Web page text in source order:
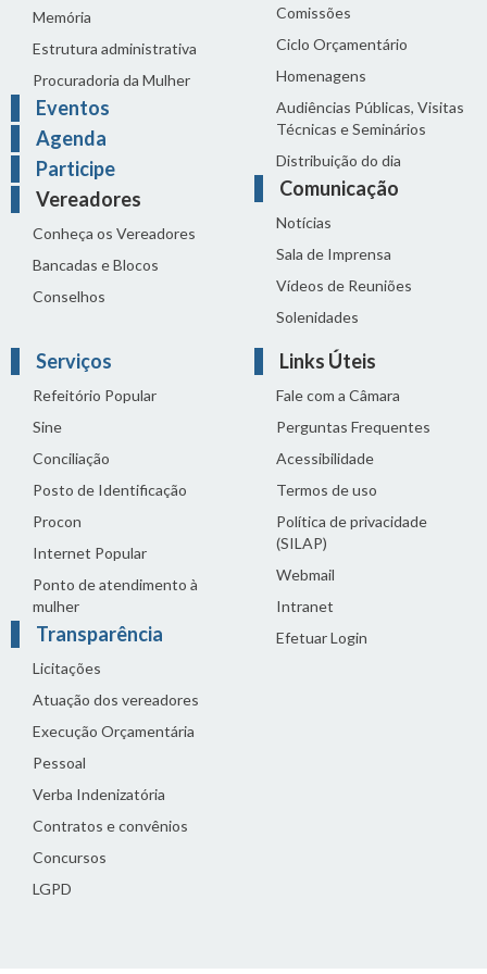
Memória
Estrutura administrativa
Procuradoria da Mulher
Eventos
Agenda
Participe
Vereadores
Conheça os Vereadores
Bancadas e Blocos
Conselhos
Comissões
Ciclo Orçamentário
Homenagens
Audiências Públicas, Visitas
Técnicas e Seminários
Distribuição do dia
Comunicação
Notícias
Sala de Imprensa
Vídeos de Reuniões
Solenidades
Serviços
Refeitório Popular
Sine
Conciliação
Posto de Identificação
Procon
Internet Popular
Ponto de atendimento à
mulher
Transparência
Licitações
Atuação dos vereadores
Execução Orçamentária
Pessoal
Verba Indenizatória
Contratos e convênios
Concursos
LGPD
Links Úteis
Fale com a Câmara
Perguntas Frequentes
Acessibilidade
Termos de uso
Política de privacidade
(SILAP)
Webmail
Intranet
Efetuar Login